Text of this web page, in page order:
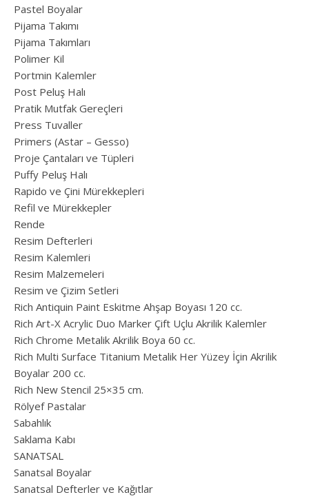
Pastel Boyalar
Pijama Takımı
Pijama Takımları
Polimer Kil
Portmin Kalemler
Post Peluş Halı
Pratik Mutfak Gereçleri
Press Tuvaller
Primers (Astar – Gesso)
Proje Çantaları ve Tüpleri
Puffy Peluş Halı
Rapido ve Çini Mürekkepleri
Refil ve Mürekkepler
Rende
Resim Defterleri
Resim Kalemleri
Resim Malzemeleri
Resim ve Çizim Setleri
Rich Antiquin Paint Eskitme Ahşap Boyası 120 cc.
Rich Art-X Acrylic Duo Marker Çift Uçlu Akrilik Kalemler
Rich Chrome Metalik Akrilik Boya 60 cc.
Rich Multi Surface Titanium Metalik Her Yüzey İçin Akrilik
Boyalar 200 cc.
Rich New Stencil 25×35 cm.
Rölyef Pastalar
Sabahlık
Saklama Kabı
SANATSAL
Sanatsal Boyalar
Sanatsal Defterler ve Kağıtlar